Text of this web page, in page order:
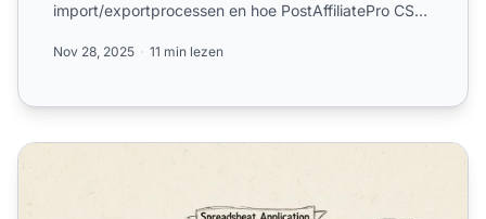
import/exportprocessen en hoe PostAffiliatePro CSV-
Nov 28, 2025 11 min lezen
Hoe een CSV-bestand bewerken